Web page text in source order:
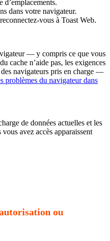
d’emplacements.
dans votre navigateur.
vous à Toast Web.
— y compris ce que vous
cache n’aide pas, les exigences
navigateurs pris en charge —
problèmes du navigateur dans
de données actuelles et les
avez accès apparaissent
ou